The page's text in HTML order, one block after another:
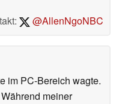
@AllenNgoNBC
im PC-Bereich wagte.
meiner